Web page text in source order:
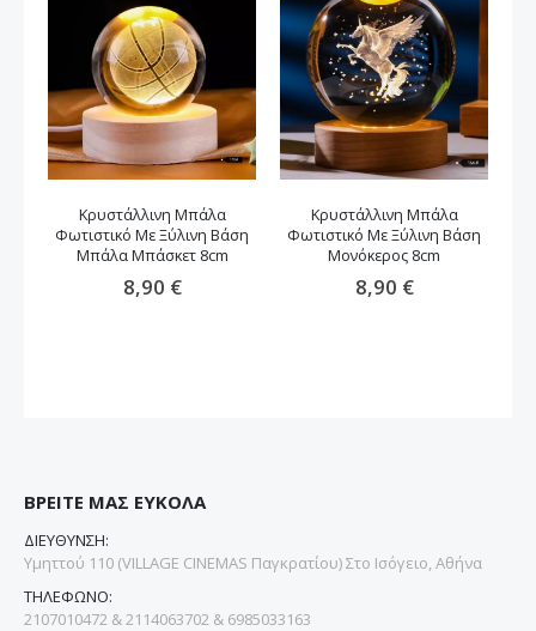
Κρυστάλλινη Μπάλα
Φωτιστικό Με Ξύλινη Βάση
Μπάλα Μπάσκετ 8cm
8,90 €
Κρυστάλλινη Μπάλα
Φωτιστικό Με Ξύλινη Βάση
Μονόκερος 8cm
8,90 €
ΒΡΕΙΤΕ ΜΑΣ ΕΥΚΟΛΑ
ΔΙΕΥΘΥΝΣΗ:
Υμηττού 110 (VILLAGE CINEMAS Παγκρατίου) Στο Ισόγειο, Αθήνα
ΤΗΛΕΦΩΝΟ:
2107010472 & 2114063702 & 6985033163